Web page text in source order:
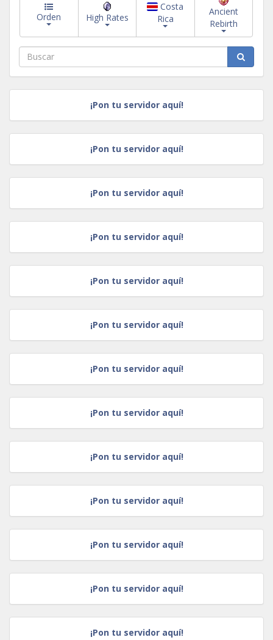
Orden High Rates
Costa
Rica
Ancient
Rebirth
¡Pon tu servidor aquí!
¡Pon tu servidor aquí!
¡Pon tu servidor aquí!
¡Pon tu servidor aquí!
¡Pon tu servidor aquí!
¡Pon tu servidor aquí!
¡Pon tu servidor aquí!
¡Pon tu servidor aquí!
¡Pon tu servidor aquí!
¡Pon tu servidor aquí!
¡Pon tu servidor aquí!
¡Pon tu servidor aquí!
¡Pon tu servidor aquí!